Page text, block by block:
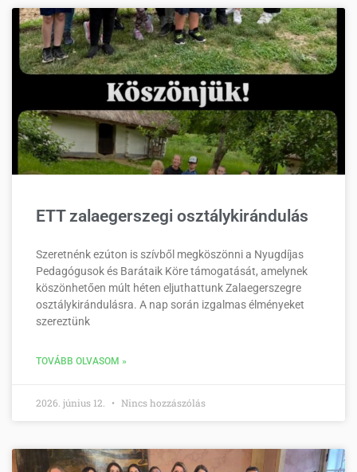
ETT zalaegerszegi osztálykirándulás
Szeretnénk ezúton is szívből megköszönni a Nyugdíjas
Pedagógusok és Barátaik Köre támogatását, amelynek
köszönhetően múlt héten eljuthattunk Zalaegerszegre
osztálykirándulásra. A nap során izgalmas élményeket
szereztünk
TOVÁBB OLVASOM »
2026. június 12. Nincs hozzászólás